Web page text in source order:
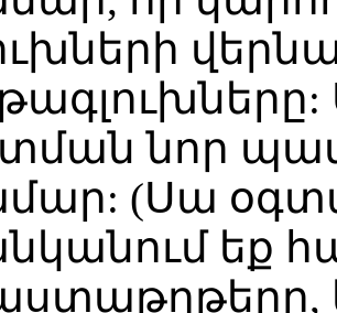
նոր
(Սա
եք